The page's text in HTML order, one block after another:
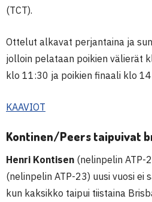
(TCT).
Ottelut alkavat perjantaina ja
jolloin pelataan poikien välierät
klo 11:30 ja poikien finaali klo
KAAVIOT
Kontinen/Peers taipuivat
Henri Kontisen (nelinpelin ATP-
(nelinpelin ATP-23) uusi vuosi ei
kun kaksikko taipui tiistaina